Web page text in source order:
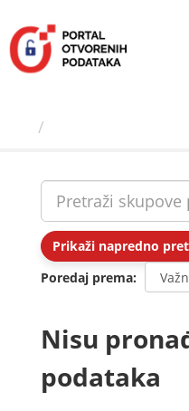
sadržaj
Prikaži napredno
Poredaj prema
Nisu
podataka